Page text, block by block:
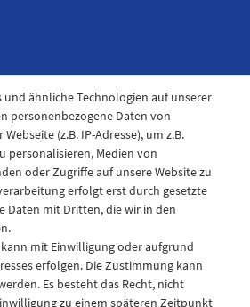
- 17.30 Uhr
und ähnliche Technologien auf unserer
personenbezogene Daten von
(z.B. IP-Adresse), um z.B.
personalisieren, Medien von
oder Zugriffe auf unsere Website zu
erfolgt erst durch gesetzte
Daten mit Dritten, die wir in den
mit Einwilligung oder aufgrund
erfolgen. Die Zustimmung kann
Es besteht das Recht, nicht
zu einem späteren Zeitpunkt